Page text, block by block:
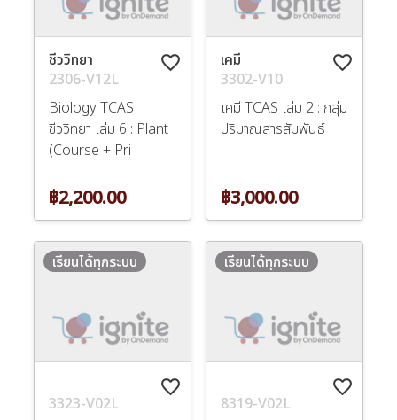
favorite_border
ชีววิทยา
2306-V12L
Biology TCAS
ชีววิทยา เล่ม 6 : Plant
(Course + Pri
฿2,200.00
favorite_border
เคมี
3302-V10
เคมี TCAS เล่ม 2 : กลุ่ม
ปริมาณสารสัมพันธ์
฿3,000.00
favorite_border
3323-V02L
เรียนได้ทุกระบบ
favorite_border
8319-V02L
เรียนได้ทุกระบบ